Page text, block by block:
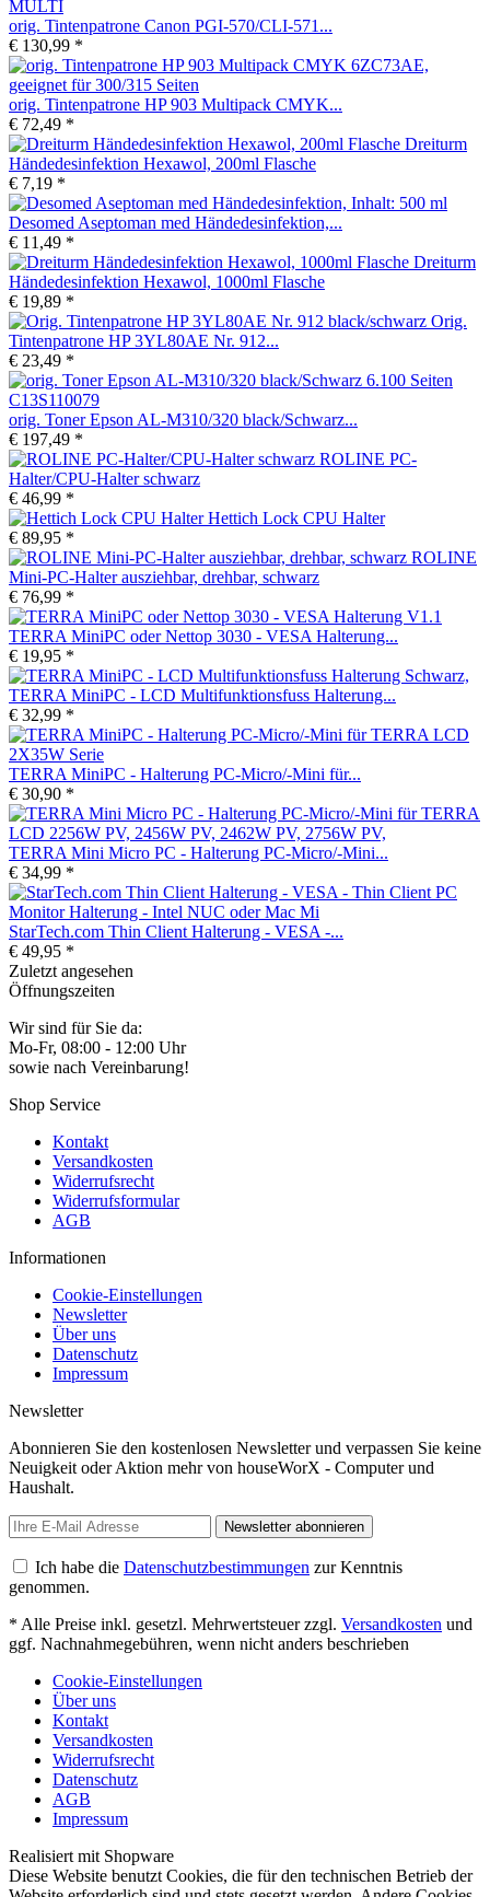
orig. Tintenpatrone Canon PGI-570/CLI-571...
€ 130,99 *
orig. Tintenpatrone HP 903 Multipack CMYK...
€ 72,49 *
Dreiturm
Händedesinfektion Hexawol, 200ml Flasche
€ 7,19 *
Desomed Aseptoman med Händedesinfektion,...
€ 11,49 *
Dreiturm
Händedesinfektion Hexawol, 1000ml Flasche
€ 19,89 *
Orig.
Tintenpatrone HP 3YL80AE Nr. 912...
€ 23,49 *
orig. Toner Epson AL-M310/320 black/Schwarz...
€ 197,49 *
ROLINE PC-
Halter/CPU-Halter schwarz
€ 46,99 *
Hettich Lock CPU Halter
€ 89,95 *
ROLINE
Mini-PC-Halter ausziehbar, drehbar, schwarz
€ 76,99 *
TERRA MiniPC oder Nettop 3030 - VESA Halterung...
€ 19,95 *
TERRA MiniPC - LCD Multifunktionsfuss Halterung...
€ 32,99 *
TERRA MiniPC - Halterung PC-Micro/-Mini für...
€ 30,90 *
TERRA Mini Micro PC - Halterung PC-Micro/-Mini...
€ 34,99 *
StarTech.com Thin Client Halterung - VESA -...
€ 49,95 *
Zuletzt angesehen
Öffnungszeiten
Wir sind für Sie da:
Mo-Fr, 08:00 - 12:00 Uhr
sowie nach Vereinbarung!
Shop Service
Kontakt
Versandkosten
Widerrufsrecht
Widerrufsformular
AGB
Informationen
Cookie-Einstellungen
Newsletter
Über uns
Datenschutz
Impressum
Newsletter
Abonnieren Sie den kostenlosen Newsletter und verpassen Sie keine
Neuigkeit oder Aktion mehr von houseWorX - Computer und
Haushalt.
Newsletter abonnieren
Ich habe die Datenschutzbestimmungen zur Kenntnis
genommen.
* Alle Preise inkl. gesetzl. Mehrwertsteuer zzgl. Versandkosten und
ggf. Nachnahmegebühren, wenn nicht anders beschrieben
Cookie-Einstellungen
Über uns
Kontakt
Versandkosten
Widerrufsrecht
Datenschutz
AGB
Impressum
Realisiert mit Shopware
Diese Website benutzt Cookies, die für den technischen Betrieb der